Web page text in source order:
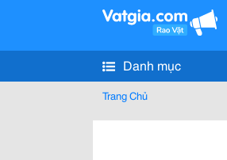
Danh mục
Trang Chủ